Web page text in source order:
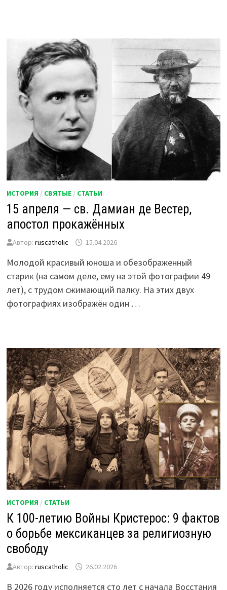
ИСТОРИЯ / СВЯТЫЕ / СТАТЬИ
15 апреля — св. Дамиан де Вестер,
апостол прокажённых
Автор:ruscatholic 15.04.2026
Молодой красивый юноша и обезображенный
старик (на самом деле, ему на этой фотографии 49
лет), с трудом сжимающий палку. На этих двух
фотографиях изображён один …
ИСТОРИЯ / СТАТЬИ
К 100-летию Войны Кристерос: 9 фактов
о борьбе мексиканцев за религиозную
свободу
Автор:ruscatholic 26.02.2026
В 2026 году исполняется сто лет с начала Восстания